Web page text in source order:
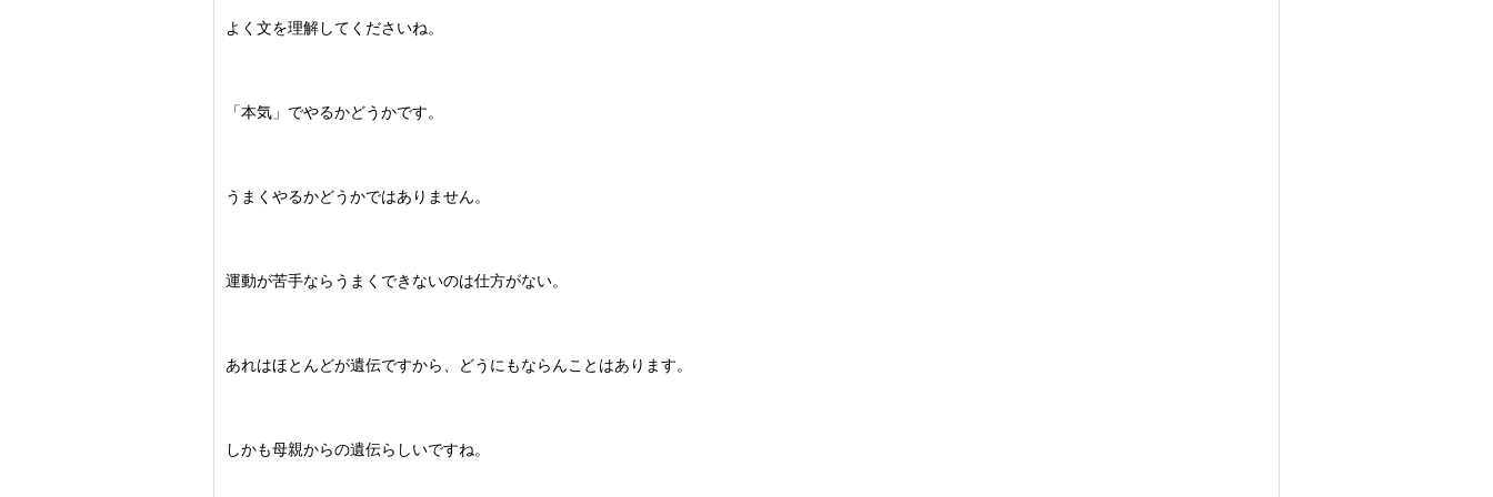
よく文を理解してくださいね。
「本気」でやるかどうかです。
うまくやるかどうかではありません。
運動が苦手ならうまくできないのは仕方がない。
あれはほとんどが遺伝ですから、どうにもならんことはあります。
しかも母親からの遺伝らしいですね。